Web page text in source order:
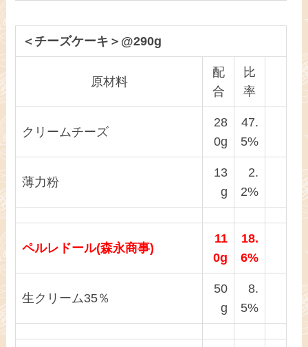
＜チーズケーキ＞@290g
原材料
配
合
比
率
クリームチーズ
28
0g
47.
5%
薄力粉
13
g
2.
2%
ペルレドール(森永商事)
11
0g
18.
6%
生クリーム35％
50
g
8.
5%